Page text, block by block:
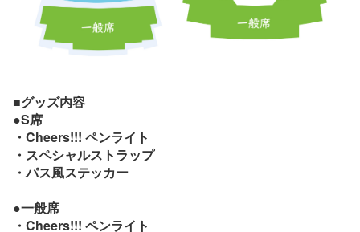
■グッズ内容
●S席
・Cheers!!! ペンライト
・スペシャルストラップ
・パス風ステッカー
●一般席
・Cheers!!! ペンライト